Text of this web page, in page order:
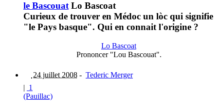
le BascouatLo Bascoat
Curieux de trouver en Médoc un lòc qui signifie
"le Pays basque". Qui en connait l'origine ?
Lo Bascoat
Prononcer "Lou Bascouat".
24 juillet 2008 - Tederic Merger
| 1
(Pauillac)